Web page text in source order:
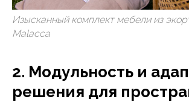
Изысканный комплект мебели из
Malacca
2. Модульность и
решения для